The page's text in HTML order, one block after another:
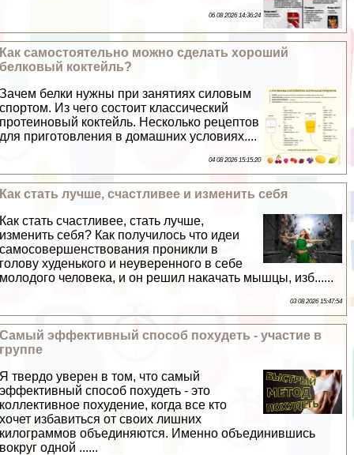
06 08 2026 14:36:24
Как самостоятельно можно сделать хороший
белковый коктейль?
Зачем белки нужны при занятиях силовым
спортом. Из чего состоит классический
протеиновый коктейль. Несколько рецептов
для приготовления в домашних условиях....
04 08 2026 15:15:20
Как стать лучше, счастливее и изменить себя
Как стать счастливее, стать лучше,
изменить себя? Как получилось что идеи
самосовершенствования проникли в
голову худенького и неуверенного в себе
молодого человека, и он решил накачать мышцы, изб......
03 08 2026 15:47:54
Самый эффективный способ похудеть - участие в
группе
Я твердо уверен в том, что самый
эффективный способ похудеть - это
коллективное похудение, когда все кто
хочет избавиться от своих лишних
килограммов объединяются. Именно объединившись
вокруг одной ......